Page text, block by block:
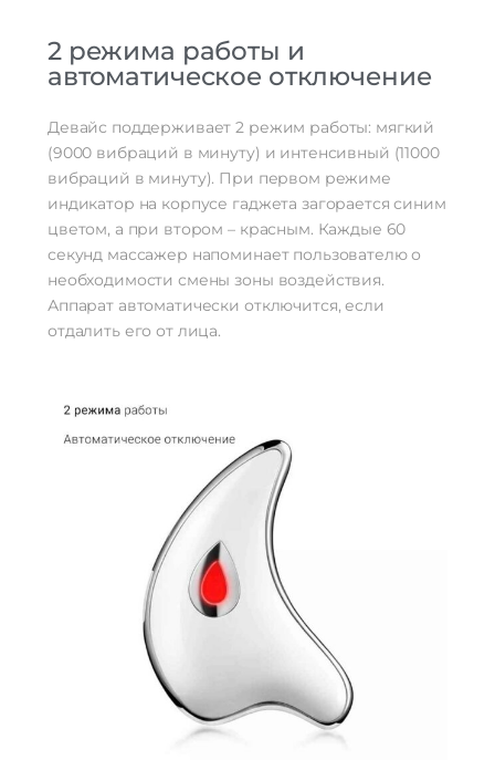
2 режима работы и
автоматическое отключение
Девайс поддерживает 2 режим работы: мягкий
(9000 вибраций в минуту) и интенсивный (11000
вибраций в минуту). При первом режиме
индикатор на корпусе гаджета загорается синим
цветом, а при втором – красным. Каждые 60
секунд массажер напоминает пользователю о
необходимости смены зоны воздействия.
Аппарат автоматически отключится, если
отдалить его от лица.